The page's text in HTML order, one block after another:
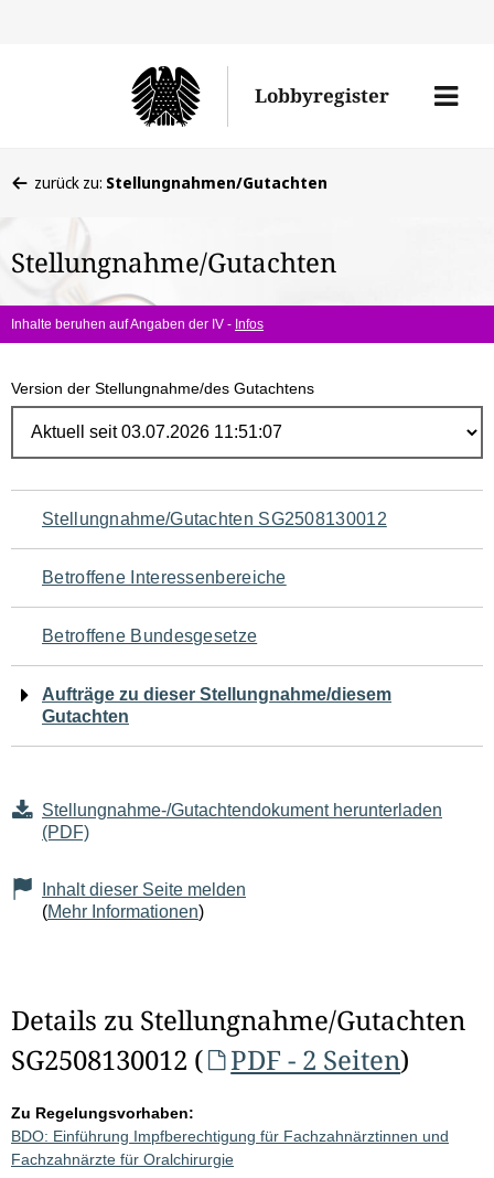
Lobbyregister
Menü
befinden
hier:
zurück zu: Stellungnahmen/Gutachten
Stellungnahme/Gutachten
Inhalte beruhen auf Angaben der IV - Infos
Version der Stellungnahme/des Gutachtens
Navigation
für
den
Seiteninhalt
Stellungnahme/Gutachten SG2508130012
Betroffene Interessenbereiche
Betroffene Bundesgesetze
Aufträge zu dieser Stellungnahme/diesem
Gutachten
Stellungnahme-/Gutachtendokument herunterladen
(PDF)
Inhalt dieser Seite melden
(Mehr Informationen)
Details zu Stellungnahme/Gutachten
SG2508130012 (
PDF - 2 Seiten)
Zu Regelungsvorhaben:
BDO: Einführung Impfberechtigung für Fachzahnärztinnen und
Fachzahnärzte für Oralchirurgie